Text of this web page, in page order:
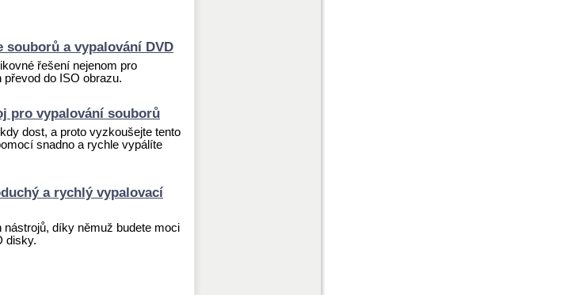
souborů a vypalování DVD
řešení nejenom pro
do ISO obrazu.
pro vypalování souborů
dost, a proto vyzkoušejte tento
snadno a rychle vypálíte
a rychlý vypalovací
díky němuž budete moci
disky.